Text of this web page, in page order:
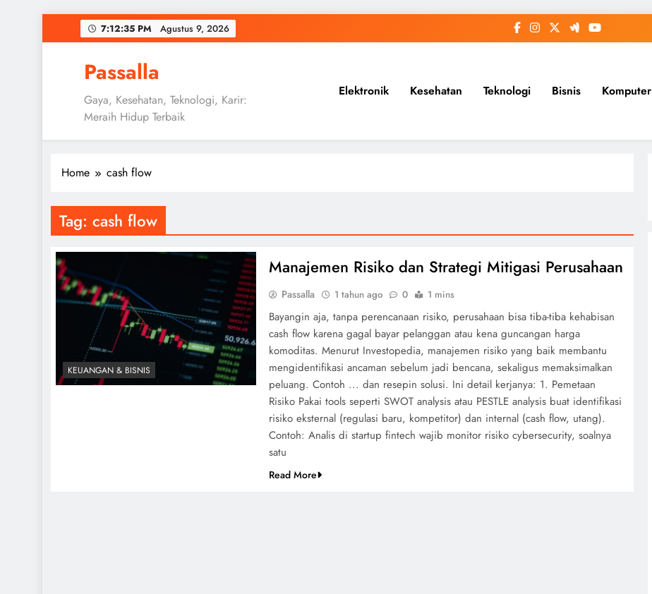
to
7:12:36 PM Agustus 9, 2026
Passalla
Gaya, Kesehatan, Teknologi, Karir:
Meraih Hidup Terbaik
Elektronik Kesehatan Teknologi Bisnis Komputer
Home cash flow
Tag: cash flow
KEUANGAN & BISNIS
Manajemen Risiko dan Strategi Mitigasi Perusahaan
Passalla 1 tahun ago 0 1 mins
Bayangin aja, tanpa perencanaan risiko, perusahaan bisa tiba-tiba kehabisan
cash flow karena gagal bayar pelanggan atau kena guncangan harga
komoditas. Menurut Investopedia, manajemen risiko yang baik membantu
mengidentifikasi ancaman sebelum jadi bencana, sekaligus memaksimalkan
peluang. Contoh ... dan resepin solusi. Ini detail kerjanya: 1. Pemetaan
Risiko Pakai tools seperti SWOT analysis atau PESTLE analysis buat identifikasi
risiko eksternal (regulasi baru, kompetitor) dan internal (cash flow, utang).
Contoh: Analis di startup fintech wajib monitor risiko cybersecurity, soalnya
satu
Read More